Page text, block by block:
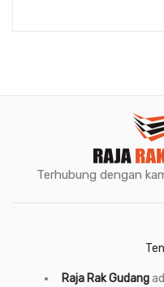
Terhubung dengan
Raja Rak Gudang